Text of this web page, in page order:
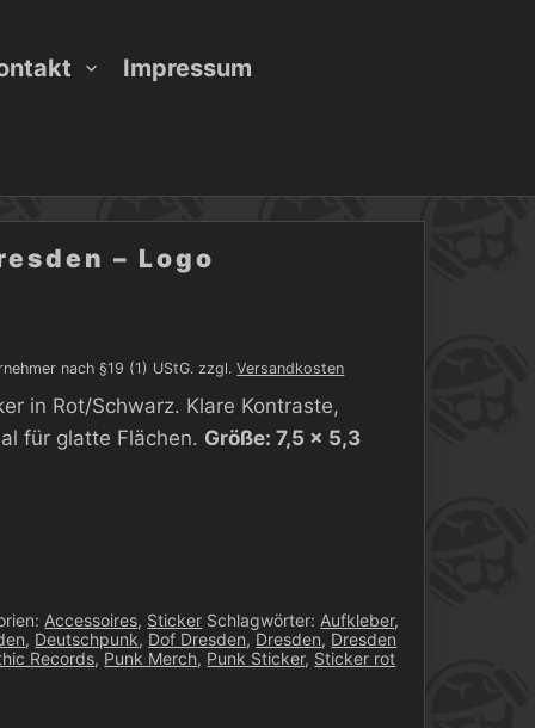
Impressum
– Logo
nach §19 (1) UStG. zzgl.Versandkosten
in Rot/Schwarz. Klare Kontraste,
für glatte Flächen. Größe: 7,5 × 5,3
Accessoires, Sticker Schlagwörter: Aufkleber,
, Deutschpunk, Dof Dresden, Dresden, Dresden
Records, Punk Merch, Punk Sticker, Sticker rot